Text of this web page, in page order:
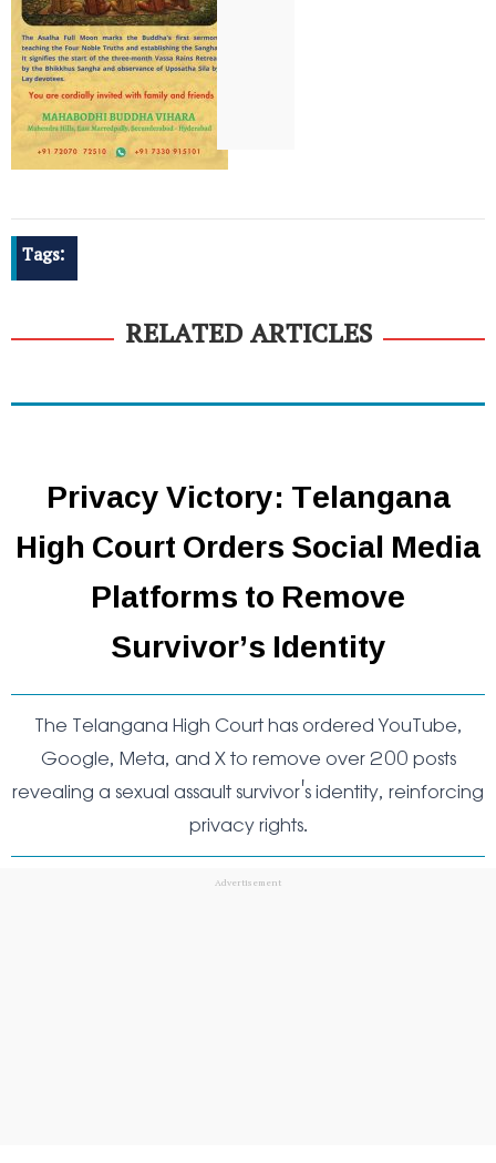
Tags:
RELATED ARTICLES
Privacy Victory: Telangana
High Court Orders Social Media
Platforms to Remove
Survivor’s Identity
The Telangana High Court has ordered YouTube,
Google, Meta, and X to remove over 200 posts
revealing a sexual assault survivor's identity, reinforcing
privacy rights.